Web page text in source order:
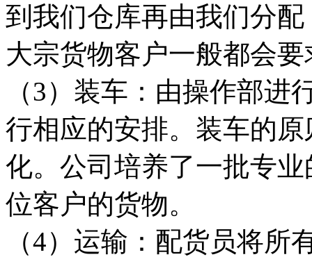
到我们仓库再由我们分
大宗货物客户一般都会
（3）装车：由操作部
行相应的安排。装车的
化。公司培养了一批专
位客户的货物。
（4）运输：配货员将